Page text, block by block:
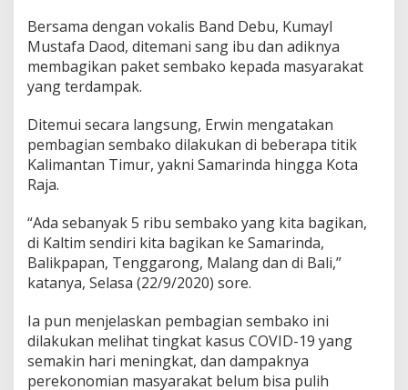
Bersama dengan vokalis Band Debu, Kumayl
Mustafa Daod, ditemani sang ibu dan adiknya
membagikan paket sembako kepada masyarakat
yang terdampak.
Ditemui secara langsung, Erwin mengatakan
pembagian sembako dilakukan di beberapa titik
Kalimantan Timur, yakni Samarinda hingga Kota
Raja.
“Ada sebanyak 5 ribu sembako yang kita bagikan,
di Kaltim sendiri kita bagikan ke Samarinda,
Balikpapan, Tenggarong, Malang dan di Bali,”
katanya, Selasa (22/9/2020) sore.
Ia pun menjelaskan pembagian sembako ini
dilakukan melihat tingkat kasus COVID-19 yang
semakin hari meningkat, dan dampaknya
perekonomian masyarakat belum bisa pulih